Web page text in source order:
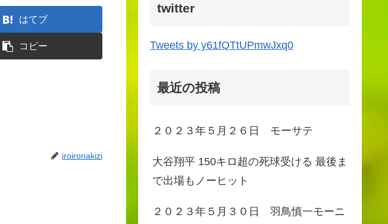
はてブ
コピー
iroironakizi
twitter
Tweets by y61fQTtUPmwJxq0
最近の投稿
２０２３年５月２６日 モーサテ
大谷翔平 150キロ超の死球受ける 最後ま
で出場もノーヒット
２０２３年５月３０日 羽鳥慎一モーニ